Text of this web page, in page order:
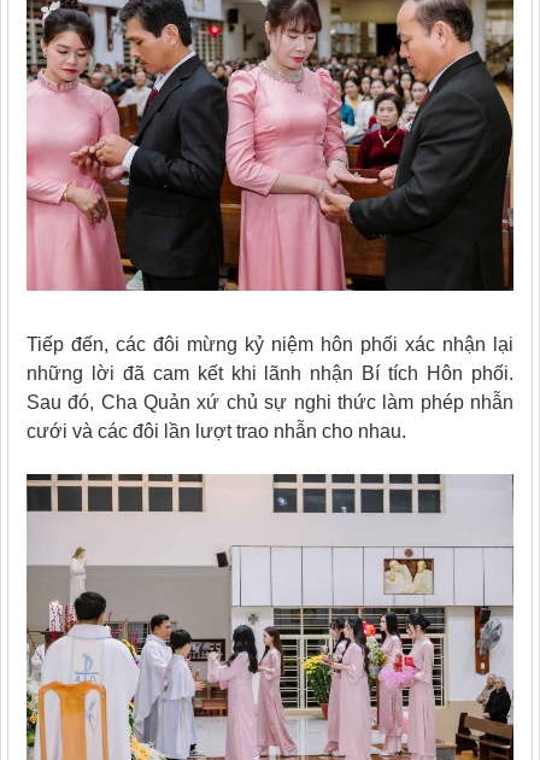
Tiếp đến, các đôi mừng kỷ niệm hôn phối xác nhận lại
những lời đã cam kết khi lãnh nhận Bí tích Hôn phối.
Sau đó, Cha Quản xứ chủ sự nghi thức làm phép nhẫn
cưới và các đôi lần lượt trao nhẫn cho nhau.